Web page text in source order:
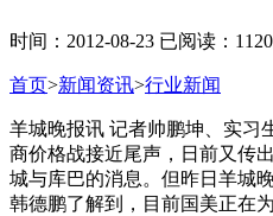
时间：2012-08-23 已阅读：
首页>新闻资讯>行业新闻
羊城晚报讯 记者帅鹏坤、实习
商价格战接近尾声，日前又传
城与库巴的消息。但昨日羊城
韩德鹏了解到，目前国美正在